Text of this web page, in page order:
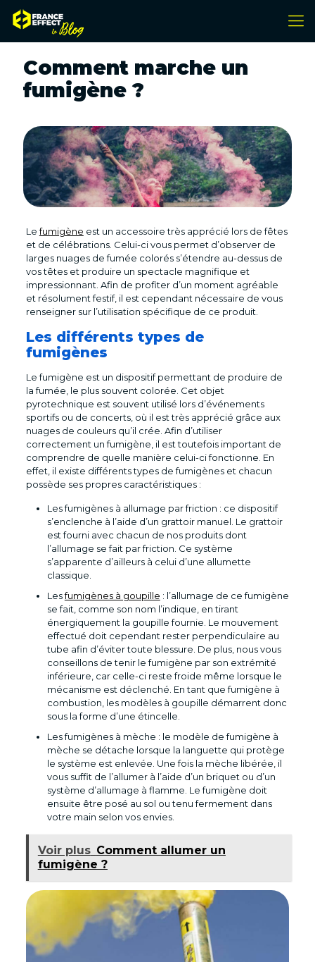
Comment marche un
fumigène ?
Lefumigène est un accessoire très apprécié lors de fêtes
et de célébrations. Celui-ci vous permet d’observer de
larges nuages de fumée colorés s’étendre au-dessus de
vos têtes et produire un spectacle magnifique et
impressionnant. Afin de profiter d’un moment agréable
et résolument festif, il est cependant nécessaire de vous
renseigner sur l’utilisation spécifique de ce produit.
Les différents types de
fumigènes
Le fumigène est un dispositif permettant de produire de
la fumée, le plus souvent colorée. Cet objet
pyrotechnique est souvent utilisé lors d’événements
sportifs ou de concerts, où il est très apprécié grâce aux
nuages de couleurs qu’il crée. Afin d’utiliser
correctement un fumigène, il est toutefois important de
comprendre de quelle manière celui-ci fonctionne. En
effet, il existe différents types de fumigènes et chacun
possède ses propres caractéristiques :
Les fumigènes à allumage par friction : ce dispositif
s’enclenche à l’aide d’un grattoir manuel. Le grattoir
est fourni avec chacun de nos produits dont
l’allumage se fait par friction. Ce système
s’apparente d’ailleurs à celui d’une allumette
classique.
Lesfumigènes à goupille : l’allumage de ce fumigène
se fait, comme son nom l’indique, en tirant
énergiquement la goupille fournie. Le mouvement
effectué doit cependant rester perpendiculaire au
tube afin d’éviter toute blessure. De plus, nous vous
conseillons de tenir le fumigène par son extrémité
inférieure, car celle-ci reste froide même lorsque le
mécanisme est déclenché. En tant que fumigène à
combustion, les modèles à goupille démarrent donc
sous la forme d’une étincelle.
Les fumigènes à mèche : le modèle de fumigène à
mèche se détache lorsque la languette qui protège
le système est enlevée. Une fois la mèche libérée, il
vous suffit de l’allumer à l’aide d’un briquet ou d’un
système d’allumage à flamme. Le fumigène doit
ensuite être posé au sol ou tenu fermement dans
votre main selon vos envies.
Voir plus Comment allumer un
fumigène ?